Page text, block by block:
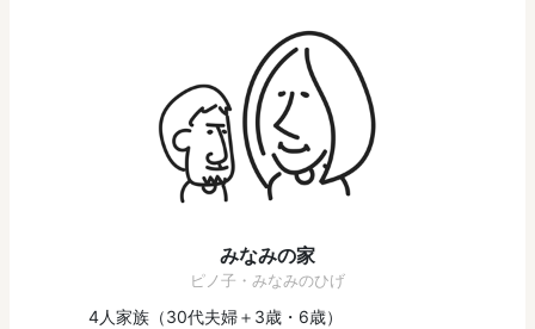
みなみの家
ピノ子・みなみのひげ
4人家族（30代夫婦＋3歳・6歳）